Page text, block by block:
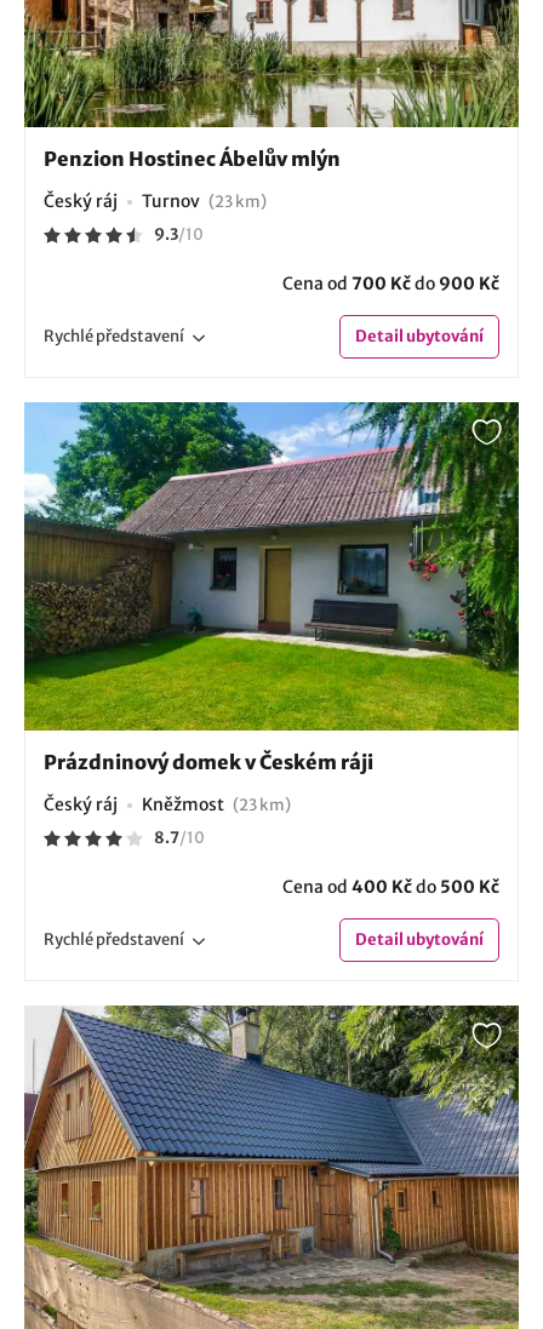
Penzion Hostinec Ábelův mlýn
Český ráj Turnov (23 km)
9.3/10
Cena od 700 Kčdo 900 Kč
Rychlépředstavení Detailubytování
Prázdninový domek v Českém ráji
Český ráj Kněžmost (23 km)
8.7/10
Cena od 400 Kčdo 500 Kč
Rychlépředstavení Detailubytování